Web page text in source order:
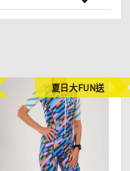
夏日大FUN送